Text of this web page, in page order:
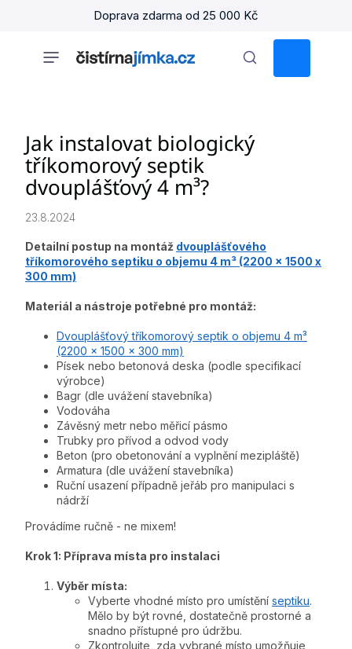
Doprava zdarma od 25 000 Kč
KOŠÍK
Jak instalovat biologický
tříkomorový septik
dvouplášťový 4 m³?
23.8.2024
Detailní postup na montáž dvouplášťového
tříkomorového septiku o objemu 4 m³ (2200 x 1500 x
300 mm)
Materiál a nástroje potřebné pro montáž:
Dvouplášťový tříkomorový septik o objemu 4 m³
(2200 x 1500 x 300 mm)
Písek nebo betonová deska (podle specifikací
výrobce)
Bagr (dle uvážení stavebníka)
Vodováha
Závěsný metr nebo měřicí pásmo
Trubky pro přívod a odvod vody
Beton (pro obetonování a vyplnění mezipláště)
Armatura (dle uvážení stavebníka)
Ruční usazení případně jeřáb pro manipulaci s
nádrží
Provádíme ručně - ne mixem!
Krok 1: Příprava místa pro instalaci
Výběr místa:
Vyberte vhodné místo pro umístění septiku.
Mělo by být rovné, dostatečně prostorné a
snadno přístupné pro údržbu.
Zkontrolujte, zda vybrané místo umožňuje